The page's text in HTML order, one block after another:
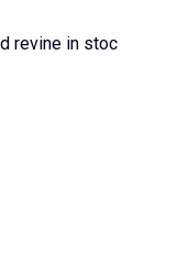
revine in stoc